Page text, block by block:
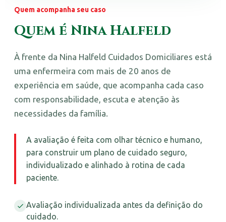
Quem acompanha seu caso
Quem é Nina Halfeld
À frente da Nina Halfeld Cuidados Domiciliares está
uma enfermeira com mais de 20 anos de
experiência em saúde, que acompanha cada caso
com responsabilidade, escuta e atenção às
necessidades da família.
A avaliação é feita com olhar técnico e humano,
para construir um plano de cuidado seguro,
individualizado e alinhado à rotina de cada
paciente.
Avaliação individualizada antes da definição do
cuidado.